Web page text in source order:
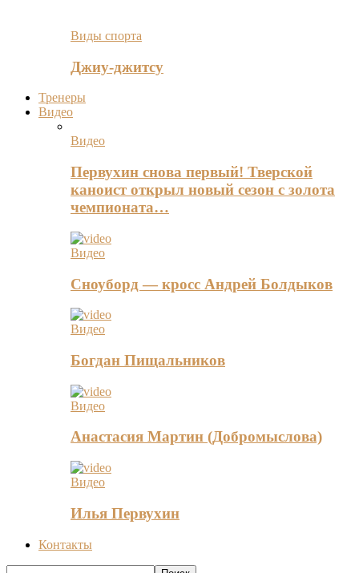
Виды спорта
Джиу-джитсу
Тренеры
Видео
Видео
Первухин снова первый! Тверской
каноист открыл новый сезон с золота
чемпионата…
Видео
Сноуборд — кросс Андрей Болдыков
Видео
Богдан Пищальников
Видео
Анастасия Мартин (Добромыслова)
Видео
Илья Первухин
Контакты